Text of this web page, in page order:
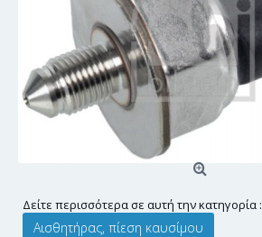
Δείτε περισσότερα σε αυτή την κατηγορία :
Αισθητήρας, πίεση καυσίμου